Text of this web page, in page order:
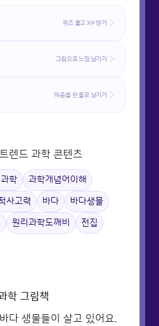
퀴즈 풀고 XP 받기
그림으로 느낌 남기기
마음을 한 줄로 남기기
렌드 과학 콘텐츠
학 과학개념어이해
사고력 바다 바다생물
원리과학도깨비 전집
학 그림책
다 생물들이 살고 있어요.